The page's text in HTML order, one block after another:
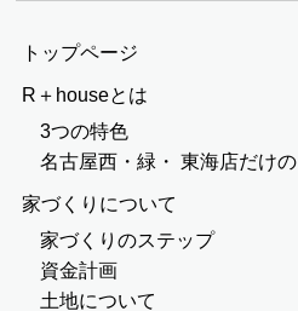
トップページ
R＋houseとは
3つの特色
名古屋西・緑・ 東海店だけの
家づくりについて
家づくりのステップ
資金計画
土地について